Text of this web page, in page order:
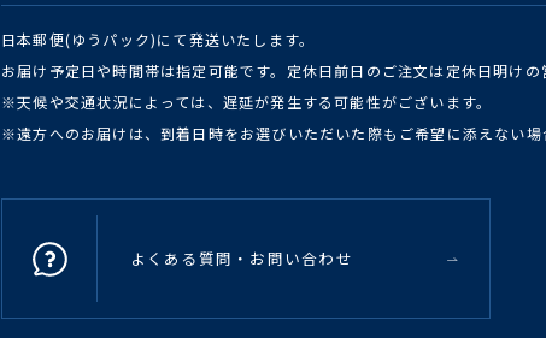
日本郵便(ゆうパック)にて発送いたします。
お届け予定日や時間帯は指定可能です。定休日前日のご注文は定休日明けの
※天候や交通状況によっては、遅延が発生する可能性がございます。
※遠方へのお届けは、到着日時をお選びいただいた際もご希望に添えない場
よくある質問・お問い合わせ